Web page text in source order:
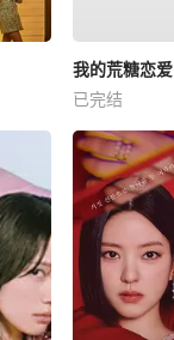
我的荒糖恋爱
已完结